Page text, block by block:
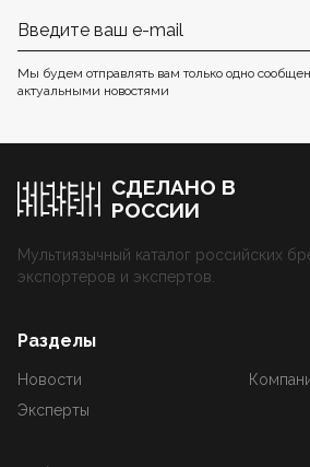
Мы будем отправлять вам только одно
актуальными новостями
СДЕЛАНО В
РОССИИ
Мультиязычный каталог российских
экспортеров и экспертов.
Разделы
Новости
Эксперты